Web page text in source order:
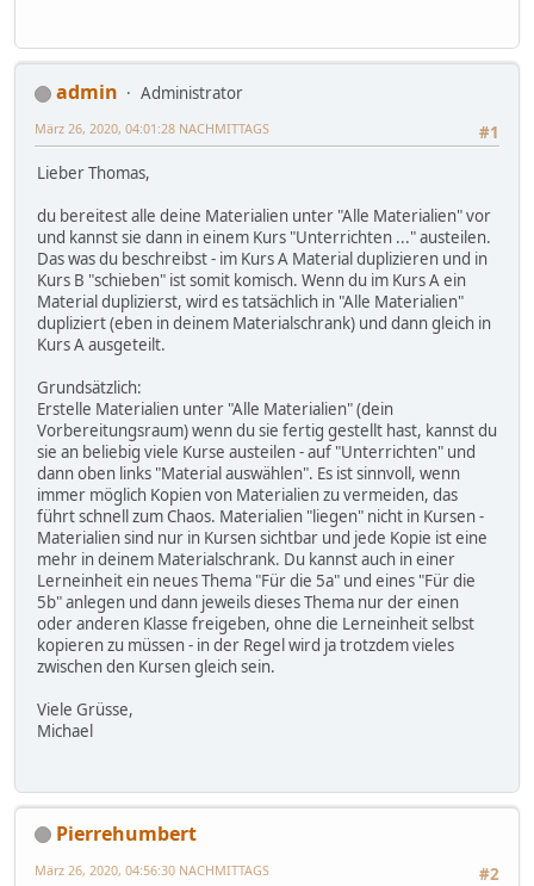
admin
Administrator
#1
März 26, 2020, 04:01:28 NACHMITTAGS
Lieber Thomas,
du bereitest alle deine Materialien unter "Alle Materialien" vor
und kannst sie dann in einem Kurs "Unterrichten ..." austeilen.
Das was du beschreibst - im Kurs A Material duplizieren und in
Kurs B "schieben" ist somit komisch. Wenn du im Kurs A ein
Material duplizierst, wird es tatsächlich in "Alle Materialien"
dupliziert (eben in deinem Materialschrank) und dann gleich in
Kurs A ausgeteilt.
Grundsätzlich:
Erstelle Materialien unter "Alle Materialien" (dein
Vorbereitungsraum) wenn du sie fertig gestellt hast, kannst du
sie an beliebig viele Kurse austeilen - auf "Unterrichten" und
dann oben links "Material auswählen". Es ist sinnvoll, wenn
immer möglich Kopien von Materialien zu vermeiden, das
führt schnell zum Chaos. Materialien "liegen" nicht in Kursen -
Materialien sind nur in Kursen sichtbar und jede Kopie ist eine
mehr in deinem Materialschrank. Du kannst auch in einer
Lerneinheit ein neues Thema "Für die 5a" und eines "Für die
5b" anlegen und dann jeweils dieses Thema nur der einen
oder anderen Klasse freigeben, ohne die Lerneinheit selbst
kopieren zu müssen - in der Regel wird ja trotzdem vieles
zwischen den Kursen gleich sein.
Viele Grüsse,
Michael
Pierrehumbert
#2
März 26, 2020, 04:56:30 NACHMITTAGS